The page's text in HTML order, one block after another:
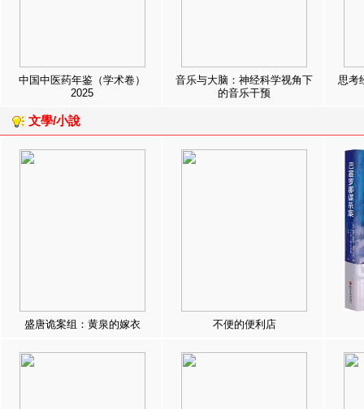
中国中医药年鉴（学术卷）
2025
音乐与大脑：神经科学视角下
的音乐干预
思考
文學/小說
盛唐诡案组：黄泉的嫁衣 不便的便利店